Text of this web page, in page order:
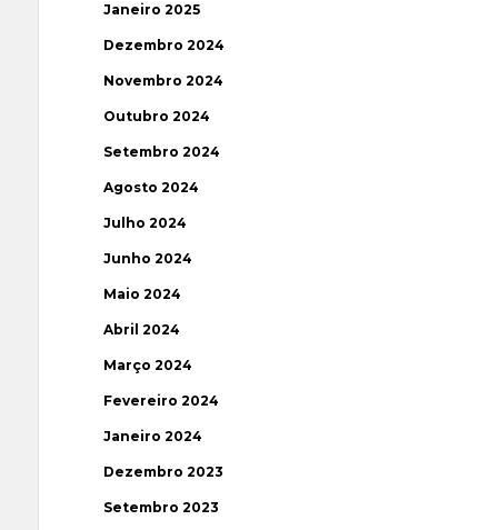
Janeiro 2025
Dezembro 2024
Novembro 2024
Outubro 2024
Setembro 2024
Agosto 2024
Julho 2024
Junho 2024
Maio 2024
Abril 2024
Março 2024
Fevereiro 2024
Janeiro 2024
Dezembro 2023
Setembro 2023